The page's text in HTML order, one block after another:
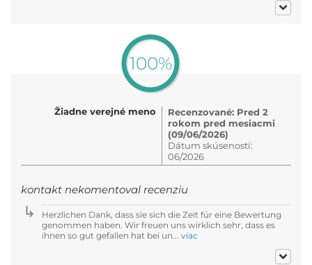
100%
Žiadne verejné meno
Recenzované: Pred 2
rokom pred mesiacmi
(09/06/2026)
Dátum skúseností:
06/2026
kontakt nekomentoval recenziu
Herzlichen Dank, dass sie sich die Zeit für eine Bewertung
genommen haben. Wir freuen uns wirklich sehr, dass es
ihnen so gut gefallen hat bei un... viac